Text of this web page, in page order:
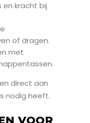
en kracht bij
of dragen.
met
direct aan
nodig heeft.